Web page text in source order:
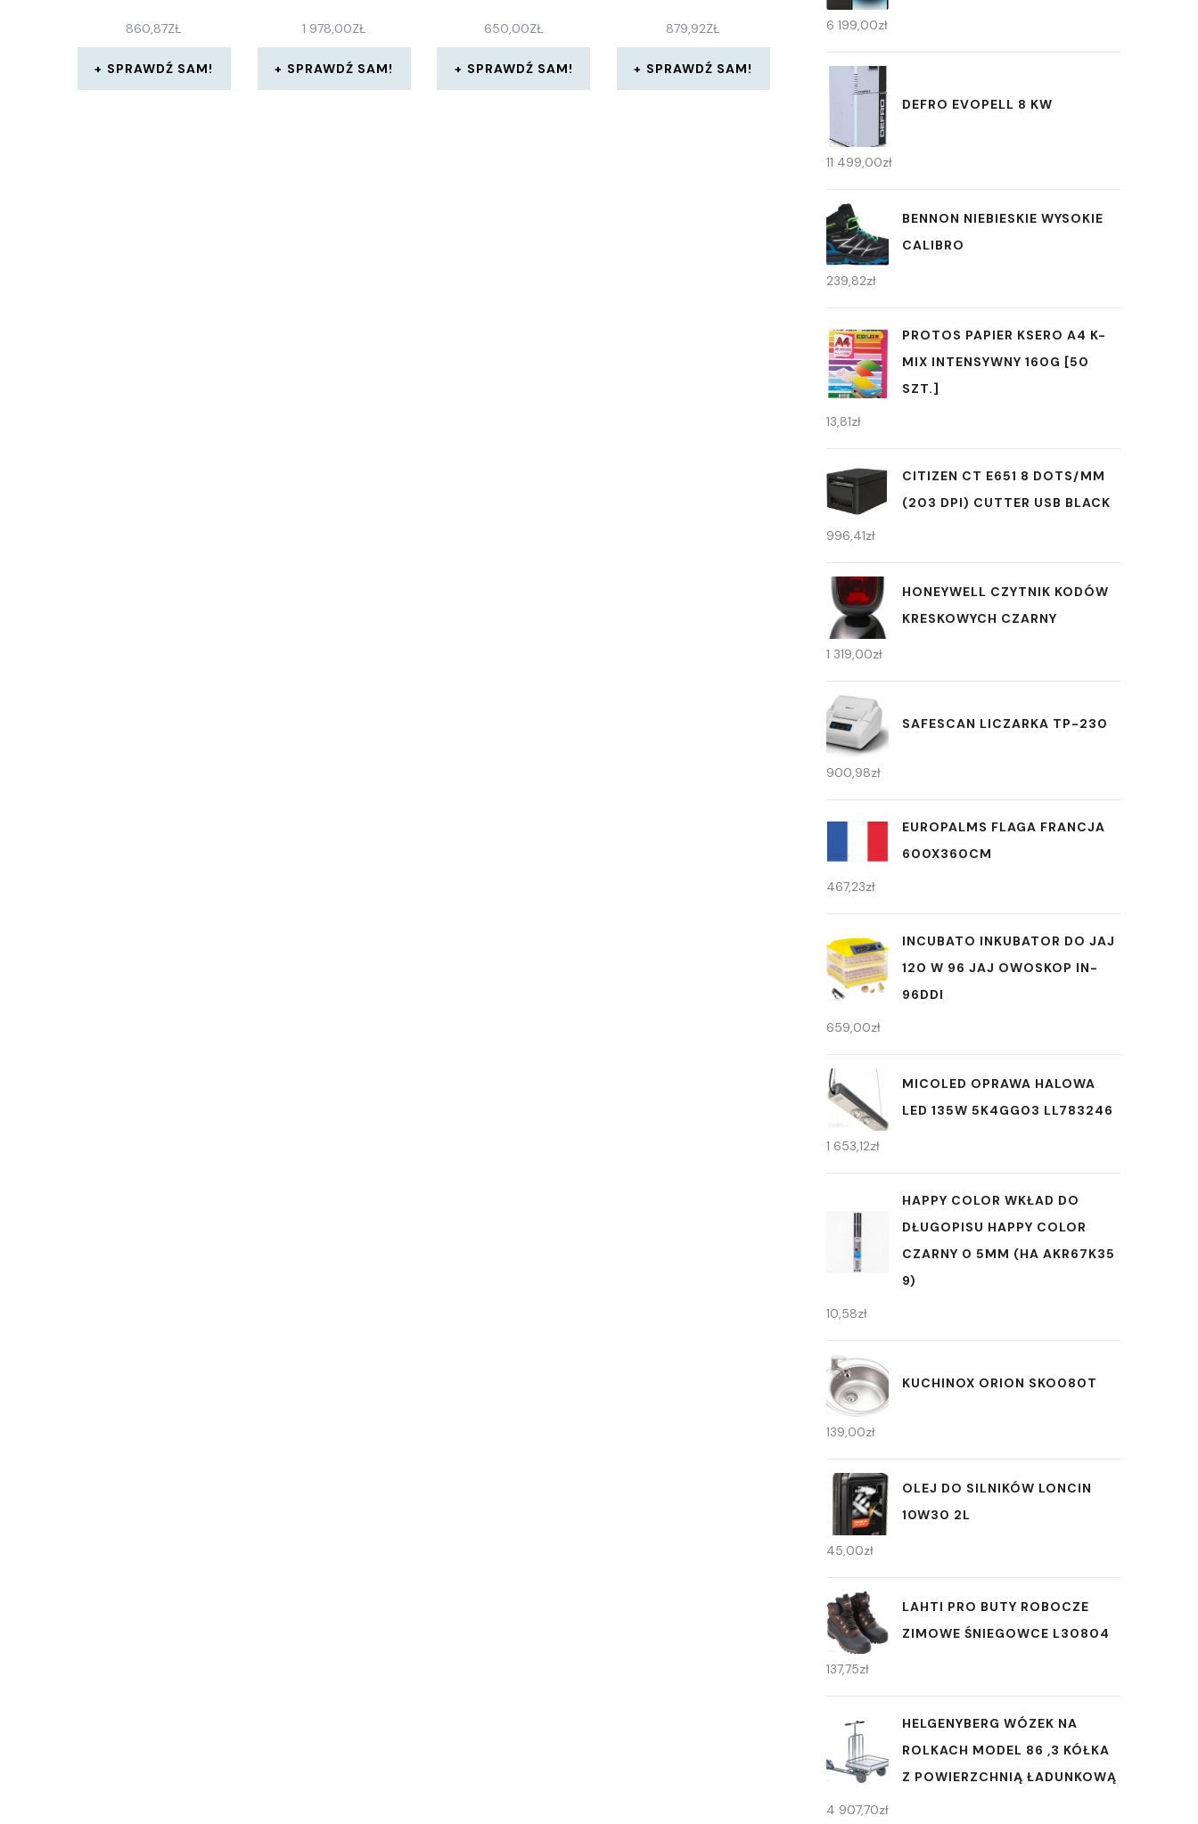
860,87ZŁ
SPRAWDŹ SAM!
1 978,00ZŁ
SPRAWDŹ SAM!
650,00ZŁ
SPRAWDŹ SAM!
879,92ZŁ
SPRAWDŹ SAM!
6 199,00zł
DEFRO EVOPELL 8 KW
11 499,00zł
BENNON NIEBIESKIE WYSOKIE
CALIBRO
239,82zł
PROTOS PAPIER KSERO A4 K-
MIX INTENSYWNY 160G [50
SZT.]
13,81zł
CITIZEN CT E651 8 DOTS/MM
(203 DPI) CUTTER USB BLACK
996,41zł
HONEYWELL CZYTNIK KODÓW
KRESKOWYCH CZARNY
1 319,00zł
SAFESCAN LICZARKA TP-230
900,98zł
EUROPALMS FLAGA FRANCJA
600X360CM
467,23zł
INCUBATO INKUBATOR DO JAJ
120 W 96 JAJ OWOSKOP IN-
96DDI
659,00zł
MICOLED OPRAWA HALOWA
LED 135W 5K4GG03 LL783246
1 653,12zł
HAPPY COLOR WKŁAD DO
DŁUGOPISU HAPPY COLOR
CZARNY 0 5MM (HA AKR67K35
9)
10,58zł
KUCHINOX ORION SKO080T
139,00zł
OLEJ DO SILNIKÓW LONCIN
10W30 2L
45,00zł
LAHTI PRO BUTY ROBOCZE
ZIMOWE ŚNIEGOWCE L30804
137,75zł
HELGENYBERG WÓZEK NA
ROLKACH MODEL 86 ,3 KÓŁKA
Z POWIERZCHNIĄ ŁADUNKOWĄ
4 907,70zł